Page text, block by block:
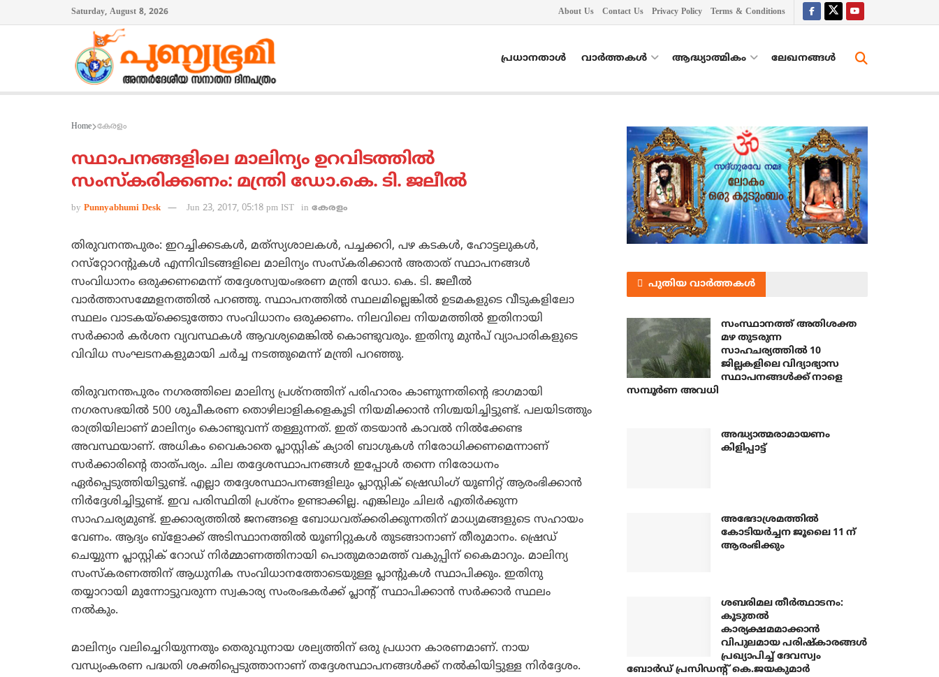
Saturday, August 8, 2026 About Us Contact Us Privacy Policy Terms & Conditions
പ്രധാനതാൾ വാർത്തകൾ ആദ്ധ്യാത്മികം ലേഖനങ്ങള്‍
Home കേരളം
സ്ഥാപനങ്ങളിലെ മാലിന്യം ഉറവിടത്തില്‍
സംസ്‌കരിക്കണം: മന്ത്രി ഡോ.കെ. ടി. ജലീല്‍
by Punnyabhumi Desk Jun 23, 2017, 05:18 pm IST in കേരളം
തിരുവനന്തപുരം: ഇറച്ചിക്കടകള്‍, മത്‌സ്യശാലകള്‍, പച്ചക്കറി, പഴ കടകള്‍, ഹോട്ടലുകള്‍,
റസ്‌റ്റോറന്റുകള്‍ എന്നിവിടങ്ങളിലെ മാലിന്യം സംസ്‌കരിക്കാന്‍ അതാത് സ്ഥാപനങ്ങള്‍
സംവിധാനം ഒരുക്കണമെന്ന് തദ്ദേശസ്വയംഭരണ മന്ത്രി ഡോ. കെ. ടി. ജലീല്‍
വാര്‍ത്താസമ്മേളനത്തില്‍ പറഞ്ഞു. സ്ഥാപനത്തില്‍ സ്ഥലമില്ലെങ്കില്‍ ഉടമകളുടെ വീടുകളിലോ
സ്ഥലം വാടകയ്‌ക്കെടുത്തോ സംവിധാനം ഒരുക്കണം. നിലവിലെ നിയമത്തില്‍ ഇതിനായി
സര്‍ക്കാര്‍ കര്‍ശന വ്യവസ്ഥകള്‍ ആവശ്യമെങ്കില്‍ കൊണ്ടുവരും. ഇതിനു മുന്‍പ് വ്യാപാരികളുടെ
വിവിധ സംഘടനകളുമായി ചര്‍ച്ച നടത്തുമെന്ന് മന്ത്രി പറഞ്ഞു.
തിരുവനന്തപുരം നഗരത്തിലെ മാലിന്യ പ്രശ്‌നത്തിന് പരിഹാരം കാണുന്നതിന്റെ ഭാഗമായി
നഗരസഭയില്‍ 500 ശുചീകരണ തൊഴിലാളികളെകൂടി നിയമിക്കാന്‍ നിശ്ചയിച്ചിട്ടുണ്ട്. പലയിടത്തും
രാത്രിയിലാണ് മാലിന്യം കൊണ്ടുവന്ന് തള്ളുന്നത്. ഇത് തടയാന്‍ കാവല്‍ നില്‍ക്കേണ്ട
അവസ്ഥയാണ്. അധികം വൈകാതെ പ്ലാസ്റ്റിക് ക്യാരി ബാഗുകള്‍ നിരോധിക്കണമെന്നാണ്
സര്‍ക്കാരിന്റെ താത്പര്യം. ചില തദ്ദേശസ്ഥാപനങ്ങള്‍ ഇപ്പോള്‍ തന്നെ നിരോധനം
ഏര്‍പ്പെടുത്തിയിട്ടുണ്ട്. എല്ലാ തദ്ദേശസ്ഥാപനങ്ങളിലും പ്ലാസ്റ്റിക് ഷ്രെഡിംഗ് യൂണിറ്റ് ആരംഭിക്കാന്‍
നിര്‍ദ്ദേശിച്ചിട്ടുണ്ട്. ഇവ പരിസ്ഥിതി പ്രശ്‌നം ഉണ്ടാക്കില്ല. എങ്കിലും ചിലര്‍ എതിര്‍ക്കുന്ന
സാഹചര്യമുണ്ട്. ഇക്കാര്യത്തില്‍ ജനങ്ങളെ ബോധവത്ക്കരിക്കുന്നതിന് മാധ്യമങ്ങളുടെ സഹായം
വേണം. ആദ്യം ബ്‌ളോക്ക് അടിസ്ഥാനത്തില്‍ യൂണിറ്റുകള്‍ തുടങ്ങാനാണ് തീരുമാനം. ഷ്രെഡ്
ചെയ്യുന്ന പ്ലാസ്റ്റിക് റോഡ് നിര്‍മ്മാണത്തിനായി പൊതുമരാമത്ത് വകുപ്പിന് കൈമാറും. മാലിന്യ
സംസ്‌കരണത്തിന് ആധുനിക സംവിധാനത്തോടെയുള്ള പ്ലാന്റുകള്‍ സ്ഥാപിക്കും. ഇതിനു
തയ്യാറായി മുന്നോട്ടുവരുന്ന സ്വകാര്യ സംരംഭകര്‍ക്ക് പ്ലാന്റ് സ്ഥാപിക്കാന്‍ സര്‍ക്കാര്‍ സ്ഥലം
നല്‍കും.
മാലിന്യം വലിച്ചെറിയുന്നതും തെരുവുനായ ശല്യത്തിന് ഒരു പ്രധാന കാരണമാണ്. നായ
വന്ധ്യംകരണ പദ്ധതി ശക്തിപ്പെടുത്താനാണ് തദ്ദേശസ്ഥാപനങ്ങള്‍ക്ക് നല്‍കിയിട്ടുള്ള നിര്‍ദ്ദേശം.
പുതിയ വാർത്തകൾ
സംസ്ഥാനത്ത് അതിശക്ത
മഴ തുടരുന്ന
സാഹചര്യത്തിൽ 10
ജില്ലകളിലെ വിദ്യാഭ്യാസ
സ്ഥാപനങ്ങൾക്ക് നാളെ
സമ്പൂർണ അവധി
അദ്ധ്യാത്മരാമായണം
കിളിപ്പാട്ട്
അഭേദാശ്രമത്തില്‍
കോടിയര്‍ച്ചന ജൂലൈ 11 ന്
ആരംഭിക്കും
ശബരിമല തീര്‍ത്ഥാടനം:
കൂടുതല്‍
കാര്യക്ഷമമാക്കാന്‍
വിപുലമായ പരിഷ്‌കാരങ്ങള്‍
പ്രഖ്യാപിച്ച് ദേവസ്വം
ബോര്‍ഡ് പ്രസിഡന്റ് കെ.ജയകുമാര്‍